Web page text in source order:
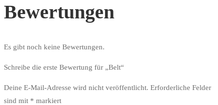
Bewertungen
Es gibt noch keine Bewertungen.
Schreibe die erste Bewertung für „Belt“
Deine E-Mail-Adresse wird nicht veröffentlicht. Erforderliche Felder
sind mit * markiert